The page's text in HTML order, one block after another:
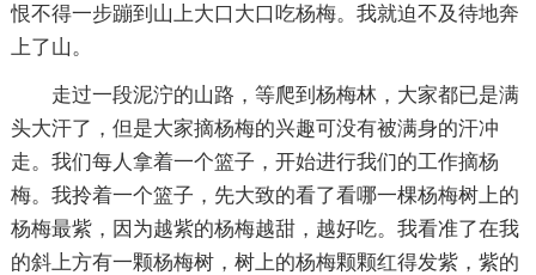
恨不得一步蹦到山上大口大口吃杨梅。我就迫不及待地奔
上了山。
走过一段泥泞的山路，等爬到杨梅林，大家都已是满
头大汗了，但是大家摘杨梅的兴趣可没有被满身的汗冲
走。我们每人拿着一个篮子，开始进行我们的工作摘杨
梅。我拎着一个篮子，先大致的看了看哪一棵杨梅树上的
杨梅最紫，因为越紫的杨梅越甜，越好吃。我看准了在我
的斜上方有一颗杨梅树，树上的杨梅颗颗红得发紫，紫的